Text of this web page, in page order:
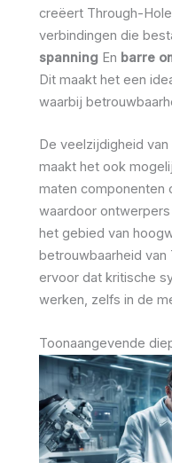
creëert Through-
verbindingen die
spanning En barre
Dit maakt het een
waarbij
De veelzijdigheid
maakt het ook
maten componenten
waardoor
het gebied van
betrouwbaarheid
ervoor dat kritische
werken, zelfs in de
Toonaangevende